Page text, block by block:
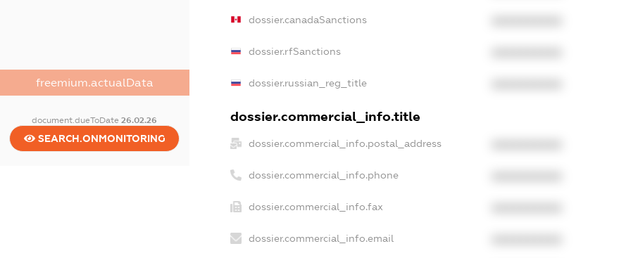
freemium.actualData
document.dueToDate26.02.26
SEARCH.ONMONITORING
dossier.canadaSanctions
dossier.rfSanctions
dossier.russian_reg_title
dossier.commercial_info.title
dossier.commercial_info.postal_address
dossier.commercial_info.phone
dossier.commercial_info.fax
dossier.commercial_info.email